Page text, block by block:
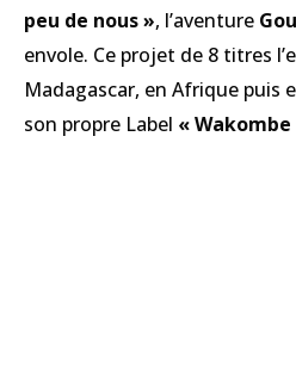
peu de nous », l’aventure
envole. Ce projet de 8 titres
Madagascar, en Afrique puis
son propre Label «